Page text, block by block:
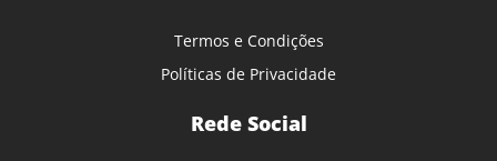
Termos e Condições
Políticas de Privacidade
Rede Social